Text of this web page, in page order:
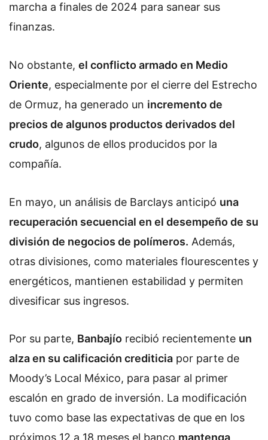
marcha a finales de 2024 para sanear sus
finanzas.
No obstante, el conflicto armado en Medio
Oriente, especialmente por el cierre del Estrecho
de Ormuz, ha generado un incremento de
precios de algunos productos derivados del
crudo, algunos de ellos producidos por la
compañía.
En mayo, un análisis de Barclays anticipó una
recuperación secuencial en el desempeño de su
división de negocios de polímeros. Además,
otras divisiones, como materiales flourescentes y
energéticos, mantienen estabilidad y permiten
divesificar sus ingresos.
Por su parte, Banbajío recibió recientemente un
alza en su calificación crediticia por parte de
Moody’s Local México, para pasar al primer
escalón en grado de inversión. La modificación
tuvo como base las expectativas de que en los
próximos 12 a 18 meses el banco mantenga